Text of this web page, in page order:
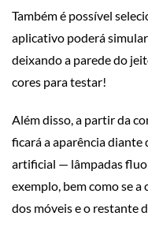
Também é possível
aplicativo poderá
deixando a parede do
cores para testar!
Além disso, a partir da
ficará a aparência diante
artificial — lâmpadas
exemplo, bem como se
dos móveis e o restante